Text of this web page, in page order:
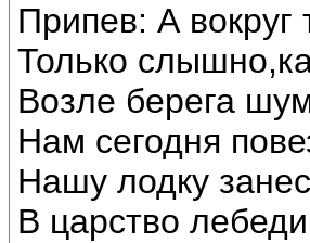
Припев: А вокруг
Только
Возле берега
Нам сегодня
Нашу лодку
В царство